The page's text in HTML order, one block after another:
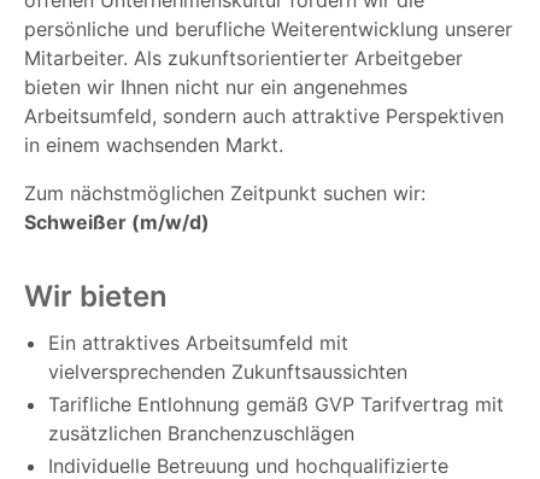
persönliche und berufliche Weiterentwicklung unserer
Mitarbeiter. Als zukunftsorientierter Arbeitgeber
bieten wir Ihnen nicht nur ein angenehmes
Arbeitsumfeld, sondern auch attraktive Perspektiven
in einem wachsenden Markt.
Zum nächstmöglichen Zeitpunkt suchen wir:
Schweißer (m/w/d)
Wir bieten
Ein attraktives Arbeitsumfeld mit
vielversprechenden Zukunftsaussichten
Tarifliche Entlohnung gemäß GVP Tarifvertrag mit
zusätzlichen Branchenzuschlägen
Individuelle Betreuung und hochqualifizierte